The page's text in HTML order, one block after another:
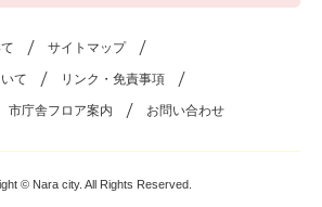
サイトマップ
て リンク・免責事項
市庁舎フロア案内 お問い合わせ
© Nara city. All Rights Reserved.